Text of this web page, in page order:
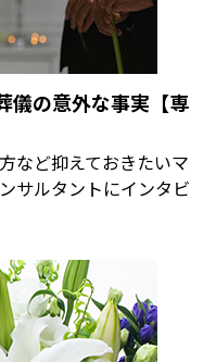
儀の意外な事実【専
など抑えておきたいマ
サルタントにインタビ